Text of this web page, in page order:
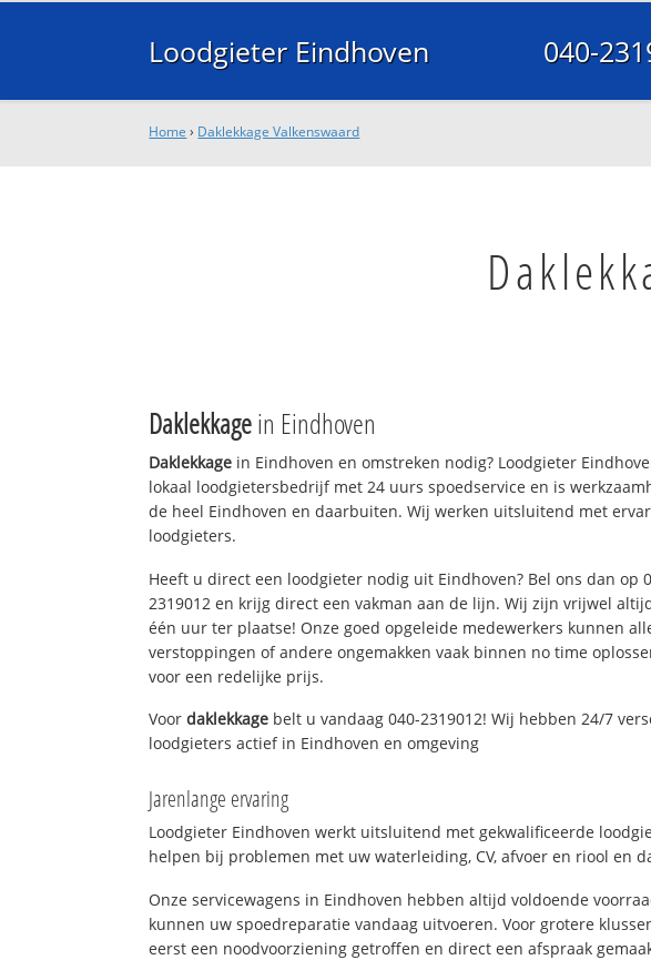
Loodgieter Eindhoven 040-
Home › Daklekkage Valkenswaard
Daklekkagein Eindhoven
Daklekkage in Eindhoven en omstreken nodig? Loodgieter
lokaal loodgietersbedrijf met 24 uurs spoedservice en is
de heel Eindhoven en daarbuiten. Wij werken uitsluitend met
loodgieters.
Heeft u direct een loodgieter nodig uit Eindhoven? Bel ons dan op
2319012 en krijg direct een vakman aan de lijn. Wij zijn vrijwel
één uur ter plaatse! Onze goed opgeleide medewerkers kunnen
verstoppingen of andere ongemakken vaak binnen no time
voor een redelijke prijs.
Voordaklekkage belt u vandaag 040-2319012! Wij hebben 24/7
loodgieters actief in Eindhoven en omgeving
Jarenlange ervaring
Loodgieter Eindhoven werkt uitsluitend met gekwalificeerde
helpen bij problemen met uw waterleiding, CV, afvoer en riool en
Onze servicewagens in Eindhoven hebben altijd voldoende
kunnen uw spoedreparatie vandaag uitvoeren. Voor grotere
eerst een noodvoorziening getroffen en direct een afspraak